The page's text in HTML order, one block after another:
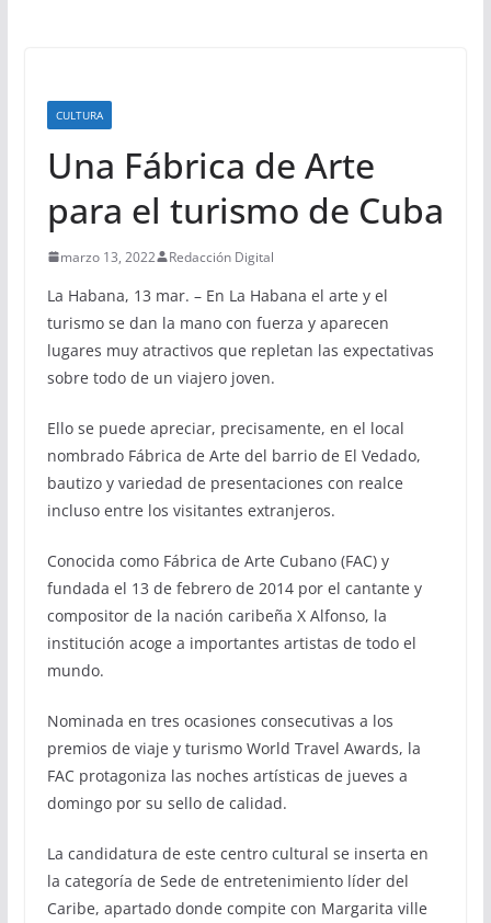
CULTURA
Una Fábrica de Arte
para el turismo de Cuba
marzo 13, 2022 Redacción Digital
La Habana, 13 mar. – En La Habana el arte y el
turismo se dan la mano con fuerza y aparecen
lugares muy atractivos que repletan las expectativas
sobre todo de un viajero joven.
Ello se puede apreciar, precisamente, en el local
nombrado Fábrica de Arte del barrio de El Vedado,
bautizo y variedad de presentaciones con realce
incluso entre los visitantes extranjeros.
Conocida como Fábrica de Arte Cubano (FAC) y
fundada el 13 de febrero de 2014 por el cantante y
compositor de la nación caribeña X Alfonso, la
institución acoge a importantes artistas de todo el
mundo.
Nominada en tres ocasiones consecutivas a los
premios de viaje y turismo World Travel Awards, la
FAC protagoniza las noches artísticas de jueves a
domingo por su sello de calidad.
La candidatura de este centro cultural se inserta en
la categoría de Sede de entretenimiento líder del
Caribe, apartado donde compite con Margarita ville